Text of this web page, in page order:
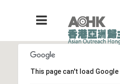
This page can't load